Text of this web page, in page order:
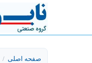
صفحه اصلی /